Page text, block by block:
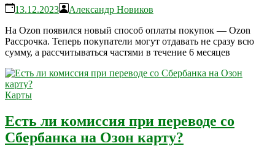
13.12.2023
Александр Новиков
На Ozon появился новый способ оплаты покупок — Ozon
Рассрочка. Теперь покупатели могут отдавать не сразу всю
сумму, а рассчитываться частями в течение 6 месяцев
Карты
Есть ли комиссия при переводе со
Сбербанка на Озон карту?